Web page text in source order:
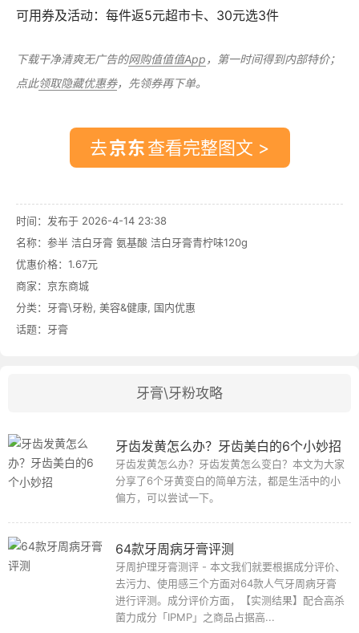
可用券及活动：每件返5元超市卡、30元选3件
下载干净清爽无广告的网购值值值App ，第一时间得到内部特价；
点此领取隐藏优惠券，先领券再下单。
去 查看完整图文 >
时间：发布于 2026-4-14 23:38
名称： 参半 洁白牙膏 氨基酸 洁白牙膏青柠味120g
优惠价格： 1.67元
商家： 京东商城
分类： 牙膏\牙粉, 美容&健康, 国内优惠
话题： 牙膏
牙膏\牙粉攻略
牙齿发黄怎么办？牙齿美白的6个小妙招
牙齿发黄怎么办？牙齿发黄怎么变白？本文为大家
分享了6个牙黄变白的简单方法，都是生活中的小
偏方，可以尝试一下。
64款牙周病牙膏评测
牙周护理牙膏测评 - 本文我们就要根据成分评价、
去污力、使用感三个方面对64款人气牙周病牙膏
进行评测。成分评价方面，【实测结果】配合高杀
菌力成分「IPMP」之商品占据高...